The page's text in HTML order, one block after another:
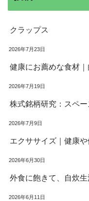
クラップス
2026年7月23日
健康にお薦めな食材
2026年7月19日
株式銘柄研究：スペー
2026年7月9日
エクササイズ｜健康
2026年6月30日
外食に飽きて、自炊
2026年6月11日